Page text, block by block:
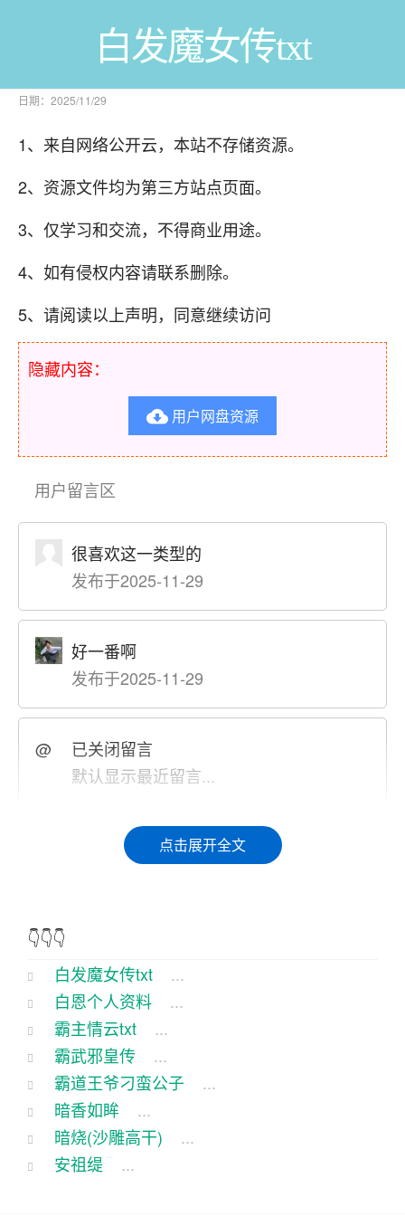
白发魔女传txt
日期：2025/11/29
1、来自网络公开云，本站不存储资源。
2、资源文件均为第三方站点页面。
3、仅学习和交流，不得商业用途。
4、如有侵权内容请联系删除。
5、请阅读以上声明，同意继续访问
隐藏内容：
 用户网盘资源
用户留言区
很喜欢这一类型的
发布于2025-11-29
好一番啊
发布于2025-11-29
@
已关闭留言
默认显示最近留言...
话说，那是个山清水秀的年代，江湖上流传着一位
女子，她就是白发魔女。这女子长得那叫一个俊
敬仰的对象。
这日，白发魔女来到一个小村庄，正逢村里举行一
年一度的庙会。庙会上人山人海，热闹非凡。白发
魔女混在人群中，一边品尝着美食，一边欣赏着民
间艺术表演。
这时，一位老者走上台，手里拿着一把破旧的扇
子，摇头晃脑地唱起了一段地方戏。唱腔中夹杂着
浓厚的方言，让人忍不住捧腹大笑。白发魔女见
点击展开全文
👇👇👇
白发魔女传txt
...
白恩个人资料
...
霸主情云txt
...
霸武邪皇传
...
霸道王爷刁蛮公子
...
暗香如眸
...
暗烧(沙雕高干)
...
安祖缇
...